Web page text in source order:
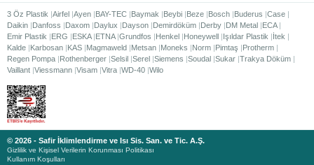
3 Öz Plastik Airfel Ayen BAY-TEC Baymak Beybi Beze Bosch Buderus Case
Daikin Danfoss Daxom Daylux Dayson Demirdöküm Derby DM Metal ECA
Emir Plastik
ERG ESKA ETNA Grundfos Henkel Honeywell Işıldar Plastik
İtek
Kalde Karbosan KAS Magmaweld Metsan Moneks Norm Pimtaş
Protherm
Regen Pompa Rothenberger Selsil Serel Siemens Soudal Sukar Trakya Döküm
Vaillant Viessmann Visam Vitra WD-40 Wilo
© 2026 - Safir İklimlendirme ve Isı Sis. San. ve Tic. A.Ş.
Gizlilik ve Kişisel Verilerin Korunması Politikası
Kullanım Koşulları